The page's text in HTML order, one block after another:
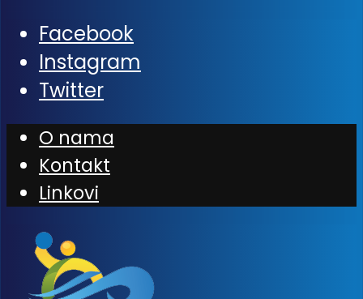
Facebook
Instagram
Twitter
O nama
Kontakt
Linkovi